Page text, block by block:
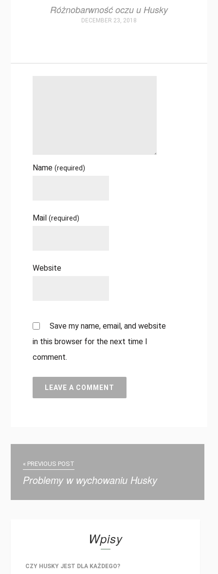
Różnobarwność oczu u Husky
DECEMBER 23, 2018
Name(required)
Mail(required)
Website
Save my name, email, and website
in this browser for the next time I
comment.
« PREVIOUS POST
Problemy w wychowaniu Husky
Wpisy
CZY HUSKY JEST DLA KAŻDEGO?